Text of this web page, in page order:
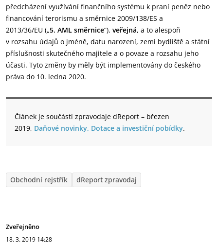
předcházení využívání finančního systému k praní peněz nebo
financování terorismu a směrnice 2009/138/ES a
2013/36/EU („5. AML směrnice“), veřejná, a to alespoň
v rozsahu údajů o jméně, datu narození, zemi bydliště a státní
příslušnosti skutečného majitele a o povaze a rozsahu jeho
účasti. Tyto změny by měly být implementovány do českého
práva do 10. ledna 2020.
Článek je součástí zpravodaje dReport – březen
2019, Daňové novinky, Dotace a investiční pobídky.
Obchodní rejstřík dReport zpravodaj
Zveřejněno
18. 3. 2019 14:28